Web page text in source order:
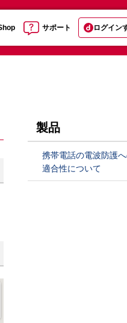
サポート ログイン
製品
携帯電話の電波防護
適合性について